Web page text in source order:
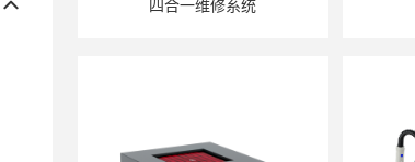
四合一维修系统